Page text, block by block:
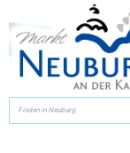
zur